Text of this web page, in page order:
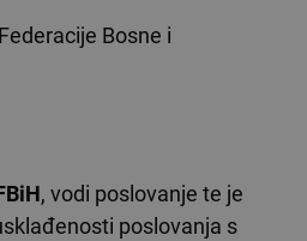
Bosne i
, vodi poslovanje te je
poslovanja s